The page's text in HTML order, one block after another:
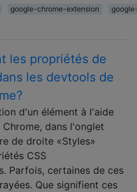
google-chrome-extension
les propriétés de
les devtools de
d'un élément à l'aide
dans l'onglet
de droite «Styles»
CSS
Parfois, certaines de ces
Que signifient ces